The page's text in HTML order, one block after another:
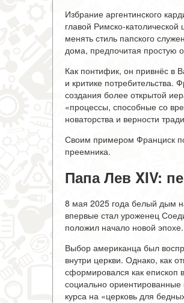
Избрание аргентинского
главой Римско-
менять стиль папского
дома, предпочитая простую
Как понтифик, он привнёс в
и критике потребительства.
создания более открытой
«процессы, способные со
новаторства и верности
Своим примером Франциск
преемника.
Папа Лев XIV:
8 мая 2025 года белый дым
впервые стал уроженец
положил начало новой
Выбор американца был
внутри церкви. Однако, как
сформировался как епископ
социально
курса на «церковь для